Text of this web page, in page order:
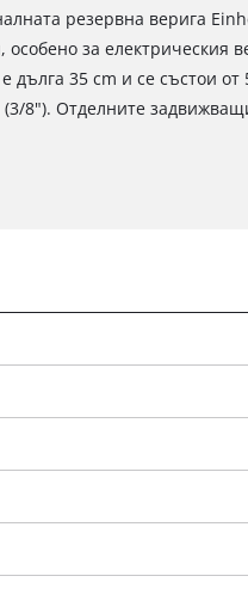
резервна верига
особено за електрическия
дълга 35 cm и се състои
8"). Отделните